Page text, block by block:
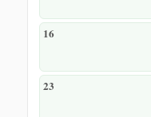
16
23